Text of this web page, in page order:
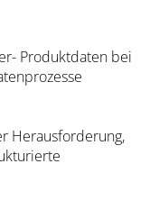
Produktdaten bei
Herausforderung,